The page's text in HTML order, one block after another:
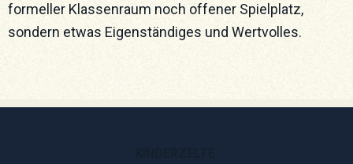
formeller Klassenraum noch offener Spielplatz,
sondern etwas Eigenständiges und Wertvolles.